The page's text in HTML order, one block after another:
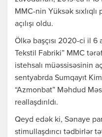
MMC-nin Yüksək
açılışı oldu.
Ölkə başçısı 2020-ci il 6
Tekstil Fabriki” MMC
istehsalı müəssisəsinin
sentyabrda Sumqayıt
“Azmonbat” Məhdud
reallaşdırıldı.
Qeyd edək ki, Sənaye
stimullaşdırıcı tədbirlər